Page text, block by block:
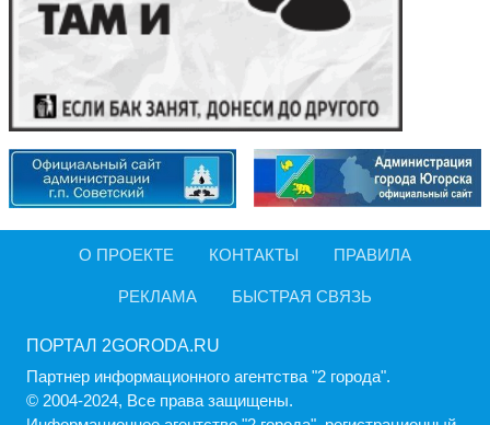
О ПРОЕКТЕ КОНТАКТЫ ПРАВИЛА
РЕКЛАМА БЫСТРАЯ СВЯЗЬ
ПОРТАЛ 2GORODA.RU
Партнер информационного агентства "2 города".
© 2004-2024, Все права защищены.